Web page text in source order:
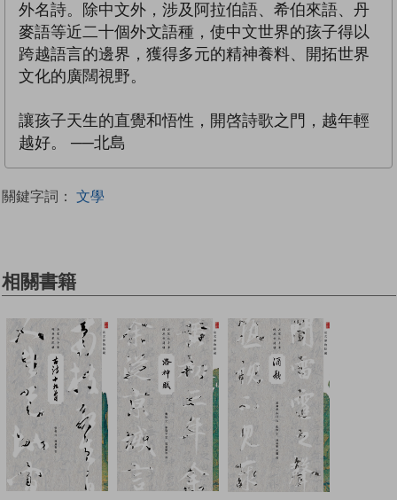
外名詩。除中文外，涉及阿拉伯語、希伯來語、丹
麥語等近二十個外文語種，使中文世界的孩子得以
跨越語言的邊界，獲得多元的精神養料、開拓世界
文化的廣闊視野。
讓孩子天生的直覺和悟性，開啓詩歌之門，越年輕
越好。 ──北島
關鍵字詞： 文學
相關書籍